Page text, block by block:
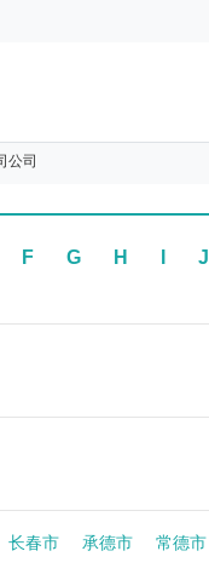
公司
F G H J
长春市 承德市 常德市